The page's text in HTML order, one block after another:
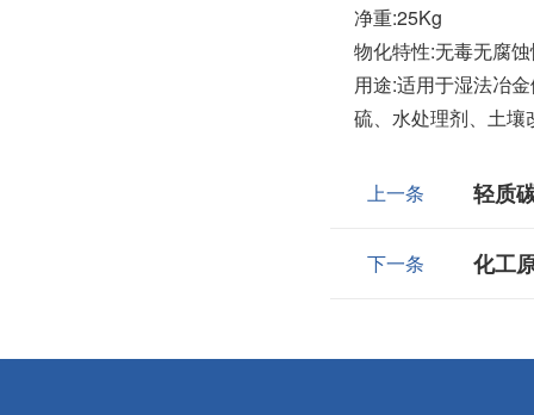
净重:25Kg
物化特性:无毒无腐
用途:适用于湿法冶
硫、水处理剂、土壤
上一条 轻质
下一条 化工